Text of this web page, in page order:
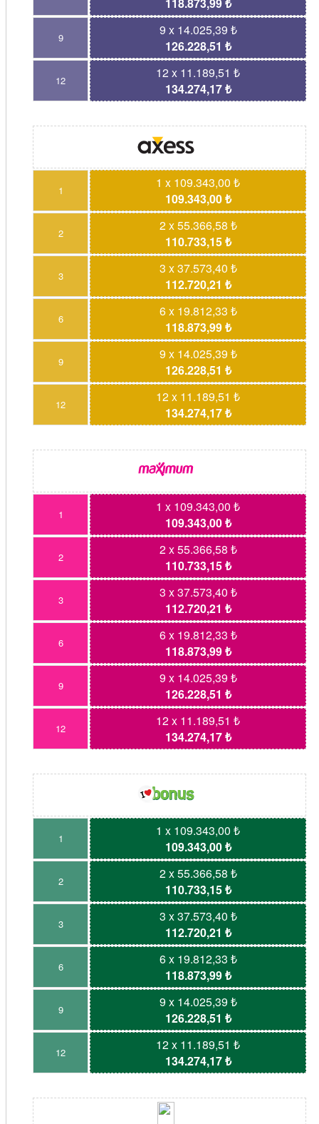
118.873,99 ₺
9
9 x 14.025,39 ₺
126.228,51 ₺
12
12 x 11.189,51 ₺
134.274,17 ₺
1
1 x 109.343,00 ₺
109.343,00 ₺
2
2 x 55.366,58 ₺
110.733,15 ₺
3
3 x 37.573,40 ₺
112.720,21 ₺
6
6 x 19.812,33 ₺
118.873,99 ₺
9
9 x 14.025,39 ₺
126.228,51 ₺
12
12 x 11.189,51 ₺
134.274,17 ₺
1
1 x 109.343,00 ₺
109.343,00 ₺
2
2 x 55.366,58 ₺
110.733,15 ₺
3
3 x 37.573,40 ₺
112.720,21 ₺
6
6 x 19.812,33 ₺
118.873,99 ₺
9
9 x 14.025,39 ₺
126.228,51 ₺
12
12 x 11.189,51 ₺
134.274,17 ₺
1
1 x 109.343,00 ₺
109.343,00 ₺
2
2 x 55.366,58 ₺
110.733,15 ₺
3
3 x 37.573,40 ₺
112.720,21 ₺
6
6 x 19.812,33 ₺
118.873,99 ₺
9
9 x 14.025,39 ₺
126.228,51 ₺
12
12 x 11.189,51 ₺
134.274,17 ₺